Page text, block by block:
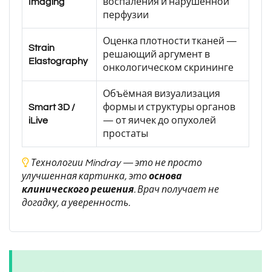
перфузии
Strain
Elastography
Оценка плотности тканей —
решающий аргумент в
онкологическом скрининге
Smart 3D /
iLive
Объёмная визуализация
формы и структуры органов
— от яичек до опухолей
простаты
Технологии Mindray — это не просто
улучшенная картинка, этооснова
клинического решения. Врач получает не
догадку, а уверенность.